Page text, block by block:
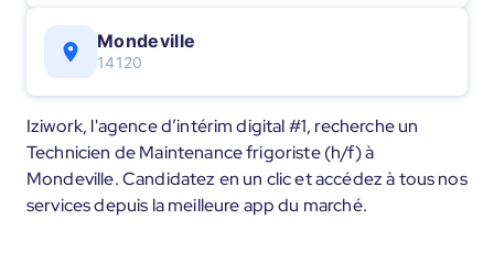
Mondeville
14120
Iziwork, l'agence d’intérim digital #1, recherche un
Technicien de Maintenance frigoriste (h/f) à
Mondeville. Candidatez en un clic et accédez à tous nos
services depuis la meilleure app du marché.